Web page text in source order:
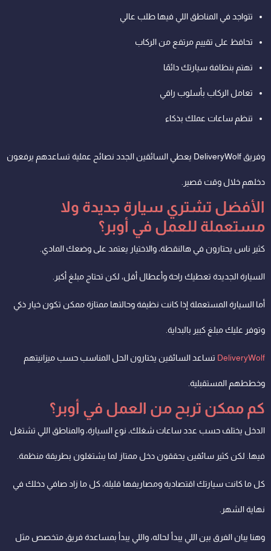
تتواجد في المناطق اللي فيها طلب عالي
تحافظ على تقييم مرتفع من الركاب
تهتم بنظافة سيارتك دائمًا
تعامل الركاب بأسلوب راقي
تنظم ساعات عملك بذكاء
وفريق DeliveryWolf يعطي السائقين الجدد نصائح عملية تساعدهم يرفعون
دخلهم خلال وقت قصير.
الأفضل تشتري سيارة جديدة ولا
مستعملة للعمل في أوبر؟
كثير ناس يحتارون في هالنقطة، والاختيار يعتمد على وضعك المادي.
السيارة الجديدة تعطيك راحة وأعطال أقل، لكن تحتاج مبلغ أكبر.
أما السيارة المستعملة إذا كانت نظيفة وحالتها ممتازة ممكن تكون خيار ذكي
وتوفر عليك مبلغ كبير بالبداية.
DeliveryWolf تساعد السائقين يختارون الحل المناسب حسب ميزانيتهم
وخططهم المستقبلية.
كم ممكن تربح من العمل في أوبر؟
الدخل يختلف حسب عدد ساعات شغلك، نوع السيارة، والمناطق اللي تشتغل
فيها. لكن كثير سائقين يحققون دخل ممتاز لما يشتغلون بطريقة منظمة.
كل ما كانت سيارتك اقتصادية ومصاريفها قليلة، كل ما زاد صافي دخلك في
نهاية الشهر.
وهنا يبان الفرق بين اللي يبدأ لحاله، واللي يبدأ بمساعدة فريق متخصص مثل